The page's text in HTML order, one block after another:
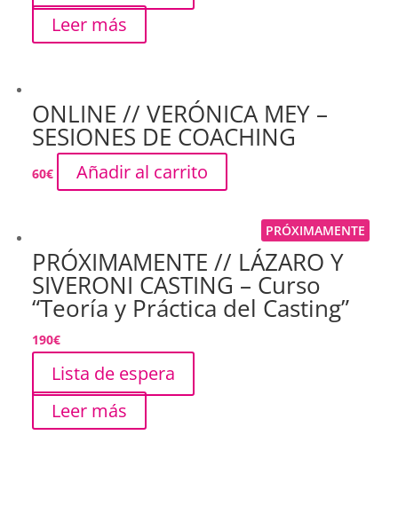
Leer más
ONLINE // VERÓNICA MEY –
SESIONES DE COACHING
60€ Añadir al carrito
PRÓXIMAMENTE
PRÓXIMAMENTE // LÁZARO Y
SIVERONI CASTING – Curso
“Teoría y Práctica del Casting”
190€
Lista de espera
Leer más